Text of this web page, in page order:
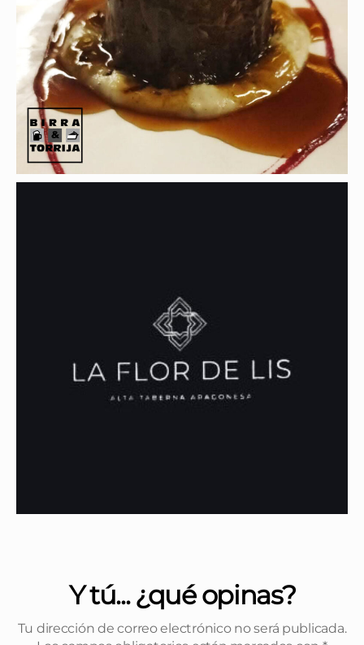
Y tú... ¿qué opinas?
Tu dirección de correo electrónico no será publicada.